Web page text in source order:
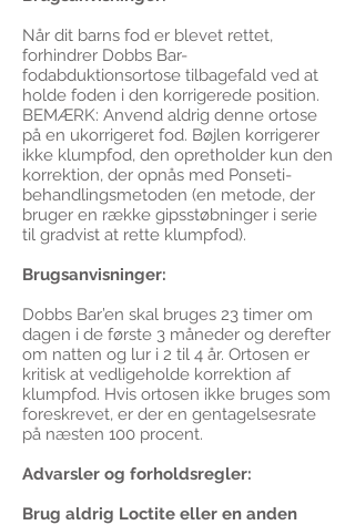
Når dit barns fod er blevet rettet,
forhindrer Dobbs Bar-
fodabduktionsortose tilbagefald ved at
holde foden i den korrigerede position.
BEMÆRK: Anvend aldrig denne ortose
på en ukorrigeret fod. Bøjlen korrigerer
ikke klumpfod, den opretholder kun den
korrektion, der opnås med Ponseti-
behandlingsmetoden (en metode, der
bruger en række gipsstøbninger i serie
til gradvist at rette klumpfod).
Brugsanvisninger:
Dobbs Bar’en skal bruges 23 timer om
dagen i de første 3 måneder og derefter
om natten og lur i 2 til 4 år. Ortosen er
kritisk at vedligeholde korrektion af
klumpfod. Hvis ortosen ikke bruges som
foreskrevet, er der en gentagelsesrate
på næsten 100 procent.
Advarsler og forholdsregler:
Brug aldrig Loctite eller en anden